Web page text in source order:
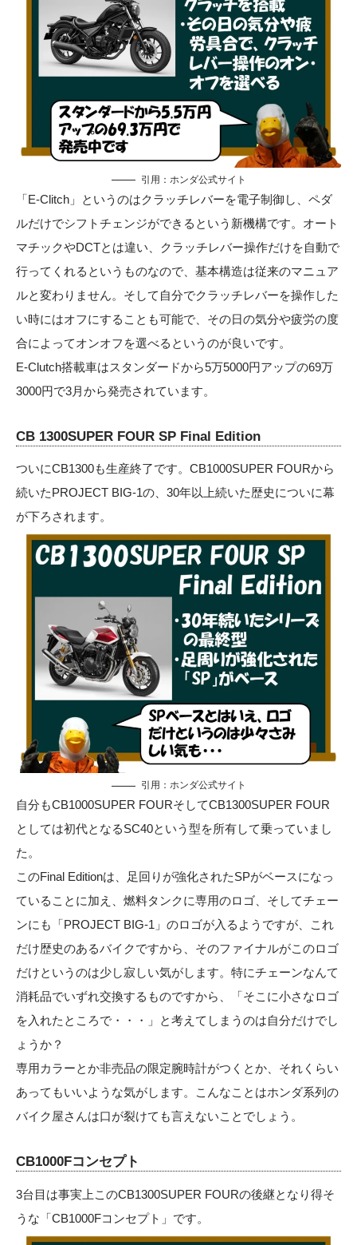
引用： ホンダ公式サイト
「E-Clitch」というのはクラッチレバーを電子制御し、ペダ
ルだけでシフトチェンジができるという新機構です。オート
マチックやDCTとは違い、クラッチレバー操作だけを自動で
行ってくれるというものなので、基本構造は従来のマニュア
ルと変わりません。そして自分でクラッチレバーを操作した
い時にはオフにすることも可能で、その日の気分や疲労の度
合によってオンオフを選べるというのが良いです。
E-Clutch搭載車はスタンダードから5万5000円アップの69万
3000円で3月から発売されています。
CB 1300SUPER FOUR SP Final Edition
ついにCB1300も生産終了です。CB1000SUPER FOURから
続いたPROJECT BIG-1の、30年以上続いた歴史についに幕
が下ろされます。
引用： ホンダ公式サイト
自分もCB1000SUPER FOURそしてCB1300SUPER FOUR
としては初代となるSC40という型を所有して乗っていまし
た。
このFinal Editionは、足回りが強化されたSPがベースになっ
ていることに加え、燃料タンクに専用のロゴ、そしてチェー
ンにも「PROJECT BIG-1」のロゴが入るようですが、これ
だけ歴史のあるバイクですから、そのファイナルがこのロゴ
だけというのは少し寂しい気がします。特にチェーンなんて
消耗品でいずれ交換するものですから、「そこに小さなロゴ
を入れたところで・・・」と考えてしまうのは自分だけでし
ょうか？
専用カラーとか非売品の限定腕時計がつくとか、それくらい
あってもいいような気がします。こんなことはホンダ系列の
バイク屋さんは口が裂けても言えないことでしょう。
CB1000Fコンセプト
3台目は事実上このCB1300SUPER FOURの後継となり得そ
うな「CB1000Fコンセプト」です。